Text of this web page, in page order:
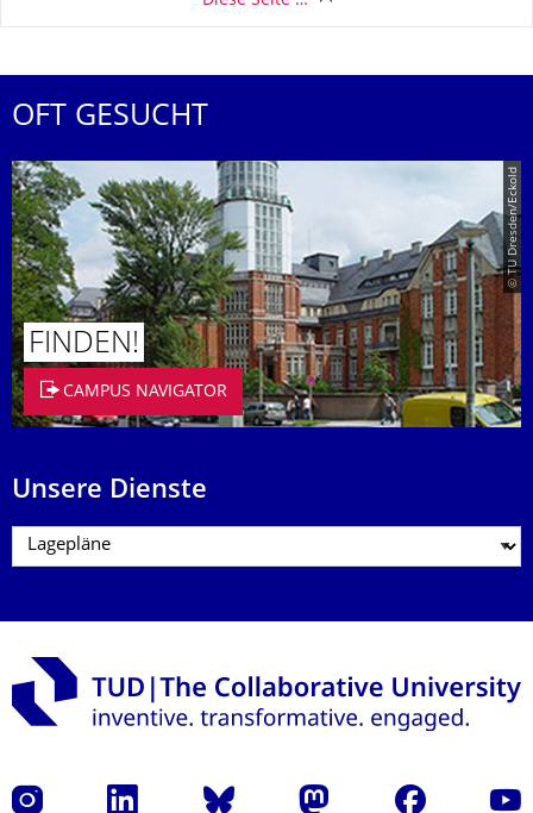
OFT GESUCHT
© TU Dresden/Eckold
FINDEN!
CAMPUS NAVIGATOR
Unsere Dienste
Instagram LinkedIn Bluesky Mastodon Facebook